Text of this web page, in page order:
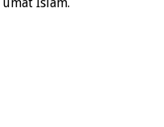
Islam.